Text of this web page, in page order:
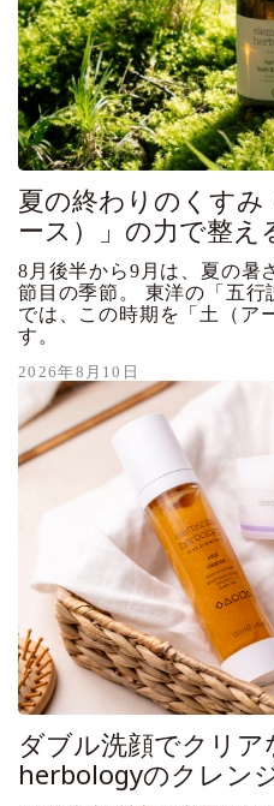
夏の終わりのくすみ
ース）」の力で整え
8月後半から9月は、夏の暑
節目の季節。 東洋の「五行
では、この時期を「土（ア
す。
2026年8月10日
ダブル洗顔でクリ
herbologyのクレン